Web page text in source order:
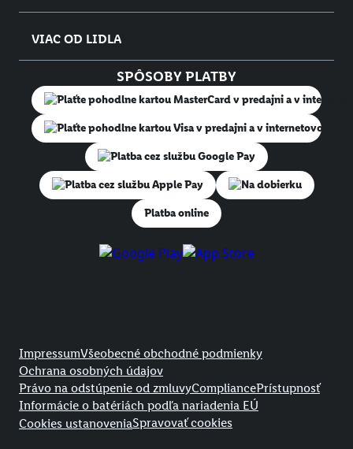
VIAC OD LIDLA
SPÔSOBY PLATBY
Na dobierku
Platba online
ImpressumVšeobecné obchodné podmienky
Ochrana osobných údajov
Právo na odstúpenie od zmluvyCompliancePrístupnosť
Informácie o batériách podľa nariadenia EÚ
Cookies ustanoveniaSpravovať cookies